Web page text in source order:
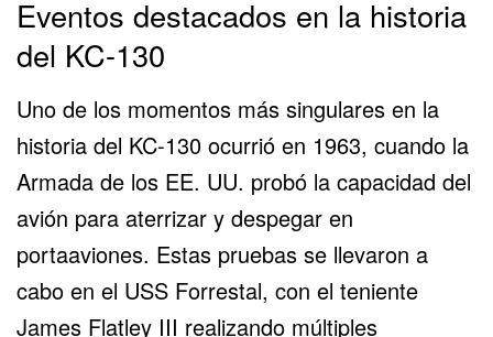
Eventos destacados en la historia
del KC-130
Uno de los momentos más singulares en la
historia del KC-130 ocurrió en 1963, cuando la
Armada de los EE. UU. probó la capacidad del
avión para aterrizar y despegar en
portaaviones. Estas pruebas se llevaron a
cabo en el USS Forrestal, con el teniente
James Flatley III realizando múltiples